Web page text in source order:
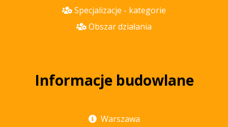
Specjalizacje - kategorie
Obszar działania
Informacje budowlane
Warszawa